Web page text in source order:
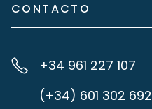
CONTACTO
+34 961 227 107
(+34) 601 302 692